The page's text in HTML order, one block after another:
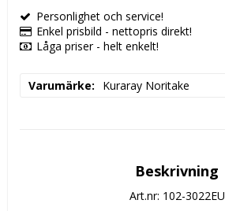
Personlighet och service!
Enkel prisbild - nettopris direkt!
Låga priser - helt enkelt!
Varumärke Kuraray Noritake
Beskrivning
Art.nr: 102-3022EU